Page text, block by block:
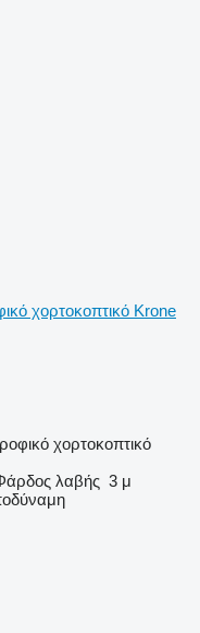
χορτοκοπτικό Krone
χορτοκοπτικό
λαβής 3 μ